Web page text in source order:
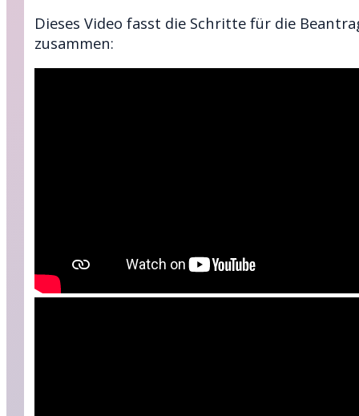
Dieses Video fasst die Schritte für die
zusammen: